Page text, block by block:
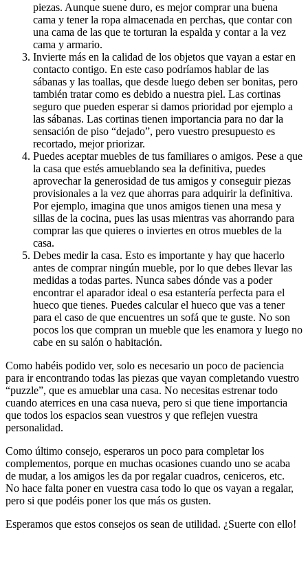
piezas. Aunque suene duro, es mejor comprar una buena
cama y tener la ropa almacenada en perchas, que contar con
una cama de las que te torturan la espalda y contar a la vez
cama y armario.
Invierte más en la calidad de los objetos que vayan a estar en
contacto contigo. En este caso podríamos hablar de las
sábanas y las toallas, que desde luego deben ser bonitas, pero
también tratar como es debido a nuestra piel. Las cortinas
seguro que pueden esperar si damos prioridad por ejemplo a
las sábanas. Las cortinas tienen importancia para no dar la
sensación de piso “dejado”, pero vuestro presupuesto es
recortado, mejor priorizar.
Puedes aceptar muebles de tus familiares o amigos. Pese a que
la casa que estés amueblando sea la definitiva, puedes
aprovechar la generosidad de tus amigos y conseguir piezas
provisionales a la vez que ahorras para adquirir la definitiva.
Por ejemplo, imagina que unos amigos tienen una mesa y
sillas de la cocina, pues las usas mientras vas ahorrando para
comprar las que quieres o inviertes en otros muebles de la
casa.
Debes medir la casa. Esto es importante y hay que hacerlo
antes de comprar ningún mueble, por lo que debes llevar las
medidas a todas partes. Nunca sabes dónde vas a poder
encontrar el aparador ideal o esa estantería perfecta para el
hueco que tienes. Puedes calcular el hueco que vas a tener
para el caso de que encuentres un sofá que te guste. No son
pocos los que compran un mueble que les enamora y luego no
cabe en su salón o habitación.
Como habéis podido ver, solo es necesario un poco de paciencia
para ir encontrando todas las piezas que vayan completando vuestro
“puzzle”, que es amueblar una casa. No necesitas estrenar todo
cuando aterrices en una casa nueva, pero si que tiene importancia
que todos los espacios sean vuestros y que reflejen vuestra
personalidad.
Como último consejo, esperaros un poco para completar los
complementos, porque en muchas ocasiones cuando uno se acaba
de mudar, a los amigos les da por regalar cuadros, ceniceros, etc.
No hace falta poner en vuestra casa todo lo que os vayan a regalar,
pero si que podéis poner los que más os gusten.
Esperamos que estos consejos os sean de utilidad. ¿Suerte con ello!